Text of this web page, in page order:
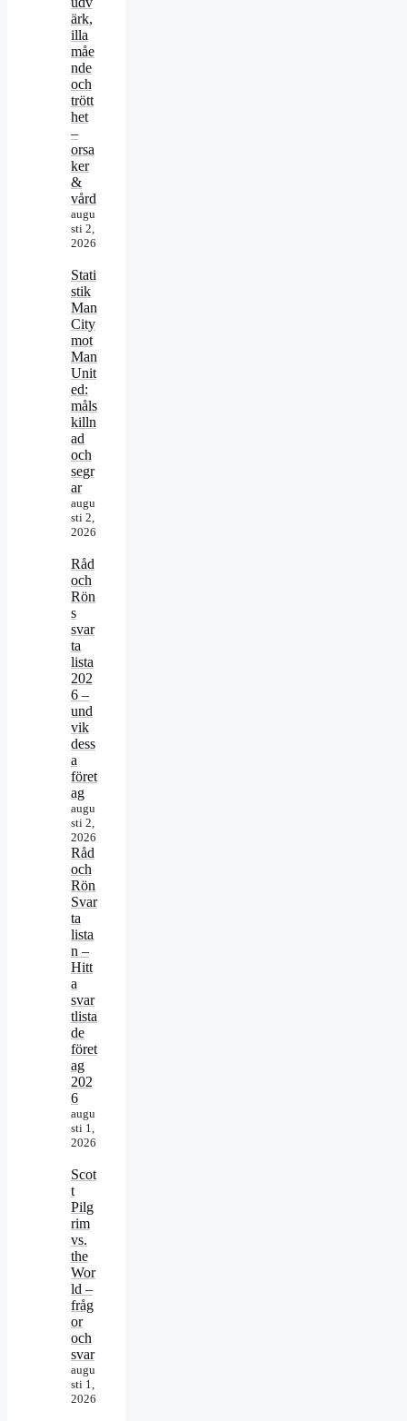
ärk,
illa
måe
nde
och
trött
het
–
orsa
ker
&
vård
augu
sti 2,
2026
Stati
stik
Man
City
mot
Man
Unit
ed:
måls
killn
ad
och
segr
ar
augu
sti 2,
2026
Råd
och
Rön
s
svar
ta
lista
202
6 –
und
vik
dess
a
föret
ag
augu
sti 2,
2026
Råd
och
Rön
Svar
ta
lista
n –
Hitt
a
svar
tlista
de
föret
ag
202
6
augu
sti 1,
2026
Scot
t
Pilg
rim
vs.
the
Wor
ld –
fråg
or
och
svar
augu
sti 1,
2026